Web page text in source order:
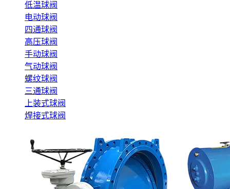
低温球阀
电动球阀
四通球阀
高压球阀
手动球阀
气动球阀
螺纹球阀
三通球阀
上装式球阀
焊接式球阀